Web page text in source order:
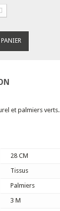
et palmiers verts.
28 CM
Tissus
Palmiers
3 M